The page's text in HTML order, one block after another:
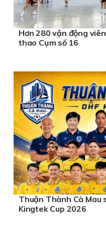
Hơn 280 vận động
thao Cụm số 16
Thuận Thành Cà Mau
Kingtek Cup 2026